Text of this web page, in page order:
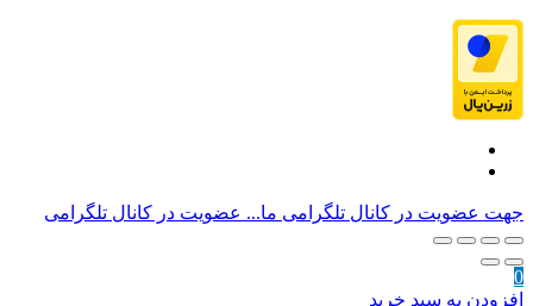
جهت عضویت در کانال تلگرامی ما... عضویت در کانال تلگرامی
0
افزودن به سبد خرید